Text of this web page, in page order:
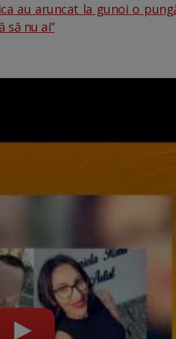
au aruncat la gunoi o
să nu ai”